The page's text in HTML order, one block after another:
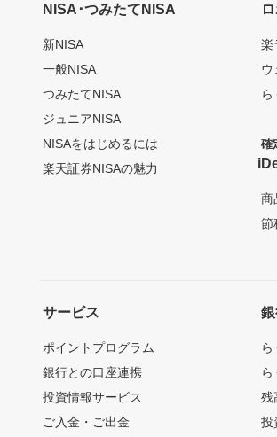
NISA･つみたてNISA
新NISA
一般NISA
つみたてNISA
ジュニアNISA
NISAをはじめるには
楽天証券NISAの魅力
楽
ウ
確
商
節
サービス
ポイントプログラム
銀行との口座連携
投資情報サービス
ご入金・ご出金
残
投